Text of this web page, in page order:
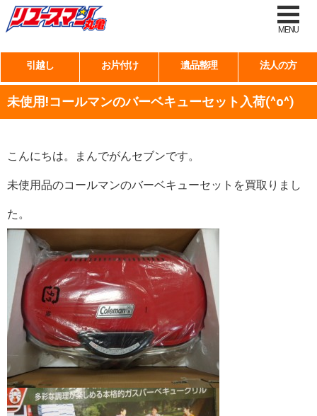
MENU
引越し お片付け 遺品整理 法人の方
未使用!コールマンのバーベキューセット入荷(^o^)
こんにちは。まんでがんセブンです。
未使用品のコールマンのバーベキューセットを買取りまし
た。